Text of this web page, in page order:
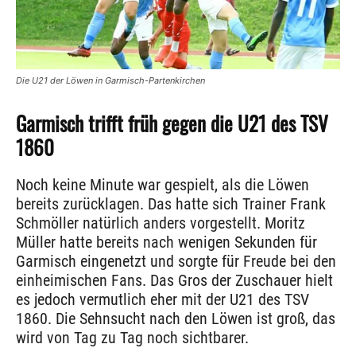
Die U21 der Löwen in Garmisch-Partenkirchen
Garmisch trifft früh gegen die U21 des TSV
1860
Noch keine Minute war gespielt, als die Löwen
bereits zurücklagen. Das hatte sich Trainer Frank
Schmöller natürlich anders vorgestellt. Moritz
Müller hatte bereits nach wenigen Sekunden für
Garmisch eingenetzt und sorgte für Freude bei den
einheimischen Fans. Das Gros der Zuschauer hielt
es jedoch vermutlich eher mit der U21 des TSV
1860. Die Sehnsucht nach den Löwen ist groß, das
wird von Tag zu Tag noch sichtbarer.